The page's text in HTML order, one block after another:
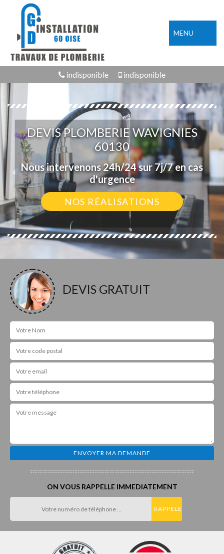
MENU
indisponible indisponible
DEVIS PLOMBERIE WAVIGNIES
60130
Nous intervenons 24h/24 sur 7j/7 en cas
d'urgence
NOS RÉALISATIONS
DEVIS GRATUIT
ON VOUS RAPPELLE IMMEDIATEMENT